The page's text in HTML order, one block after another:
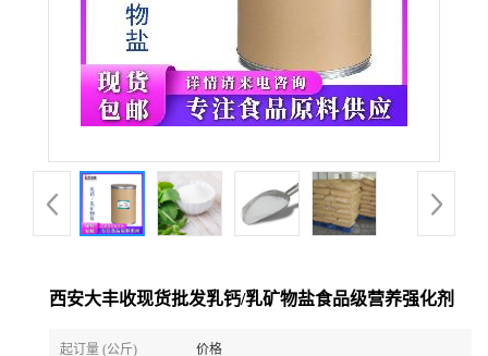
西安大丰收现货批发乳钙/乳矿物盐食品级营养强化剂
起订量 (公斤) 价格